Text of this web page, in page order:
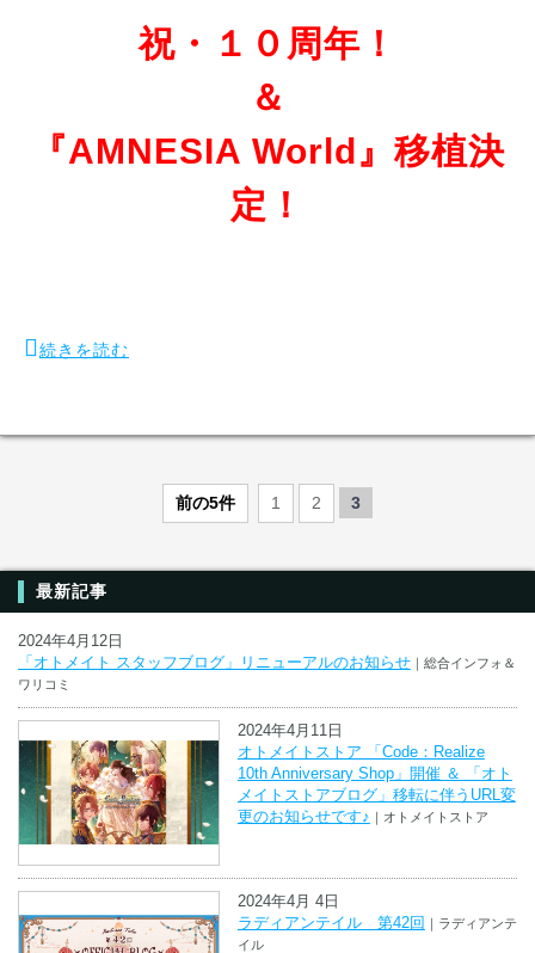
祝・１０周年！
＆
『AMNESIA World』移植決
定！
続きを読む
前の5件 1 2 3
最新記事
2024年4月12日
「オトメイト スタッフブログ」リニューアルのお知らせ ｜総合インフォ＆
ワリコミ
2024年4月11日
オトメイトストア 「Code：Realize
10th Anniversary Shop」開催 ＆ 「オト
メイトストアブログ」移転に伴うURL変
更のお知らせです♪ ｜オトメイトストア
2024年4月 4日
ラディアンテイル 第42回 ｜ラディアンテ
イル